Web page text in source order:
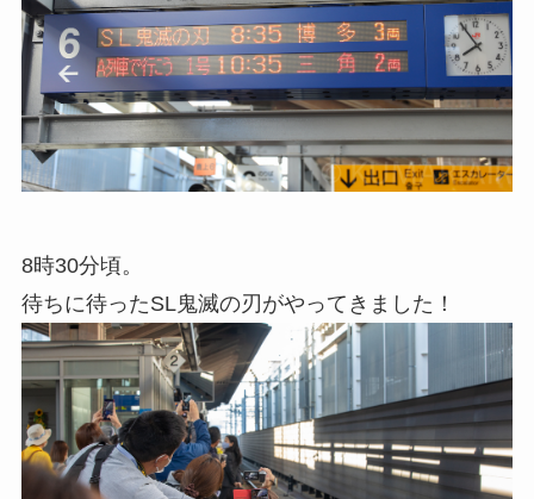
8時30分頃。
待ちに待ったSL鬼滅の刃がやってきました！